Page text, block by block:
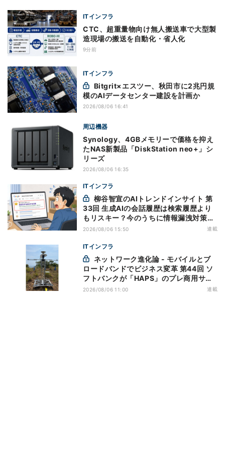
ITインフラ
CTC、超重量物向け無人搬送車で大型製
造現場の搬送を自動化・省人化
9分前
ITインフラ
模のAIデータセンター建設を計画か
2026/08/06 16:41
周辺機器
Synology、4GBメモリーで価格を抑え
たNAS新製品「DiskStation neo+」シ
リーズ
2026/08/06 16:35
ITインフラ
33回 生成AIの会話履歴は検索履歴より
もリスキー？今のうちに情報漏洩対策を
万全にしておこう
2026/08/06 15:50 連載
ITインフラ
ロードバンドでビジネス変革 第44回 ソ
フトバンクが「HAPS」のプレ商用サー
ビス開始を表明、本格的な商用展開のめ
2026/08/06 11:00 連載